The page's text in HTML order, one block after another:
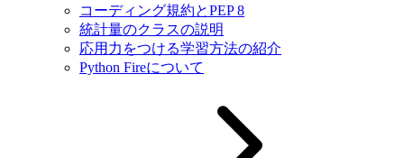
コーディング規約とPEP 8
統計量のクラスの説明
応用力をつける学習方法の紹介
Python Fireについて